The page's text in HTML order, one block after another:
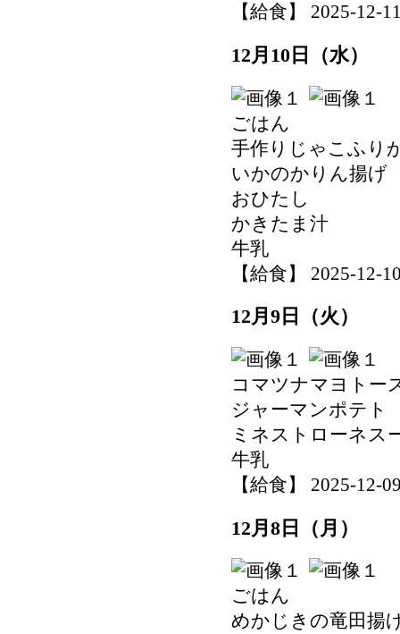
【給食】 2025-12-
12月10日（水）
ごはん
手作りじゃこふり
いかのかりん揚げ
おひたし
かきたま汁
牛乳
【給食】 2025-12-
12月9日（火）
コマツナマヨトー
ジャーマンポテト
ミネストローネス
牛乳
【給食】 2025-12-
12月8日（月）
ごはん
めかじきの竜田揚